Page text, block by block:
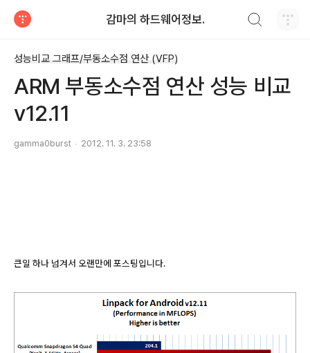
감마의 하드웨어정보.
성능비교 그래프/부동소수점 연산 (VFP)
ARM 부동소수점 연산 성능 비교
v12.11
gamma0burst 2012. 11. 3. 23:58
큰일 하나 넘겨서 오랜만에 포스팅입니다.